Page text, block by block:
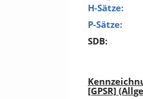
H-Sätze:
P-Sätze:
SDB:
[GPSR]